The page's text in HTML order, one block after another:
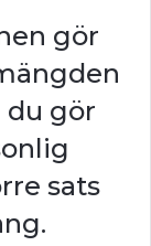
gör
du gör
sats